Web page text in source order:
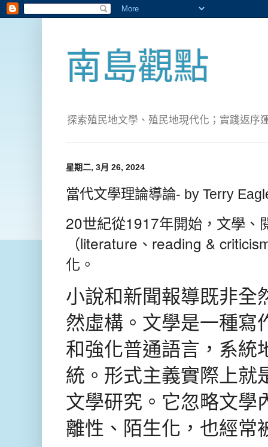
南島觀點
探索殖民地文學、殖民地現代化；實踐返序
星期二, 3月 26, 2024
當代文學理論導論- by Terry
20世紀從1917年開始，文學、
（literature、reading &
化。
小說和新聞報導既非全
然虛構。文學是一種寫
和強化普通語言，系統
統。形式主義實際上就
文學研究。它忽略文學
離性、陌生化，也經常